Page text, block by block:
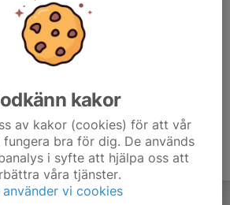
kakor
av kakor (cookies) för att vår
bra för dig. De används
i syfte att hjälpa oss att
våra tjänster.
använder vi cookies